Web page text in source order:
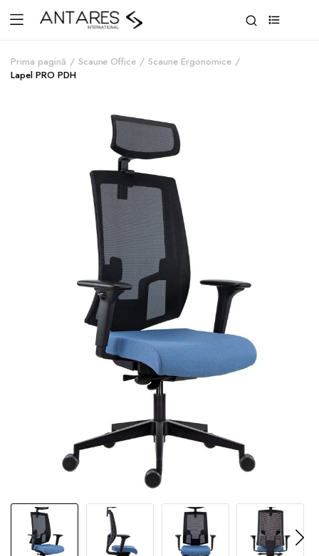
Prima pagină Scaune Office
Scaune Ergonomice
Lapel PRO PDH